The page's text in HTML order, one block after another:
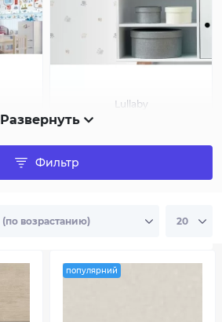
Lullaby
Развернуть
Фильтр
популярний